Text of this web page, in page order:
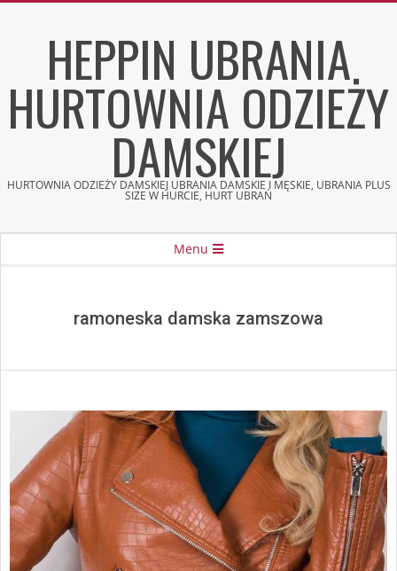
HEPPIN UBRANIA
HURTOWNIA ODZIEŻY
DAMSKIEJ
HURTOWNIA ODZIEŻY DAMSKIEJ UBRANIA DAMSKIE I MĘSKIE, UBRANIA PLUS
SIZE W HURCIE, HURT UBRAŃ
Menu
ramoneska damska zamszowa